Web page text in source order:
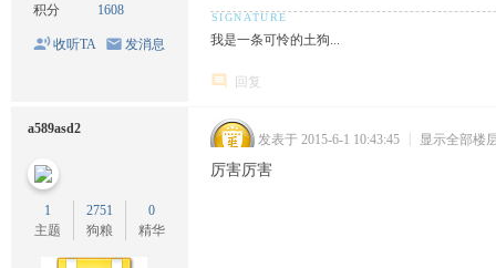
积分 1608
收听TA 发消息 我是一条可怜的土狗...
回复
a589asd2
1
主题
2751
狗粮
0
精华
发表于 2015-6-1 10:43:45 显示全部楼
厉害厉害